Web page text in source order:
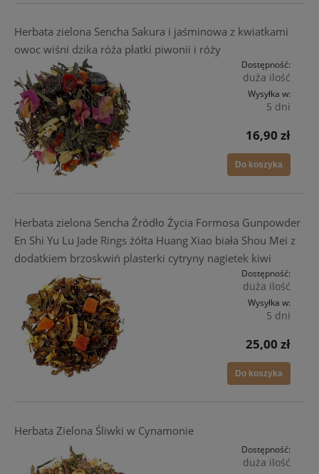
Herbata zielona Sencha Sakura i jaśminowa z kwiatkami
owoc wiśni dzika róża płatki piwonii i róży
Dostępność:
duża ilość
Wysyłka w:
5 dni
16,90 zł
Do koszyka
Herbata zielona Sencha Źródło Życia Formosa Gunpowder
En Shi Yu Lu Jade Rings żółta Huang Xiao biała Shou Mei z
dodatkiem brzoskwiń plasterki cytryny nagietek kiwi
Dostępność:
duża ilość
Wysyłka w:
5 dni
25,00 zł
Do koszyka
Herbata Zielona Śliwki w Cynamonie
Dostępność:
duża ilość